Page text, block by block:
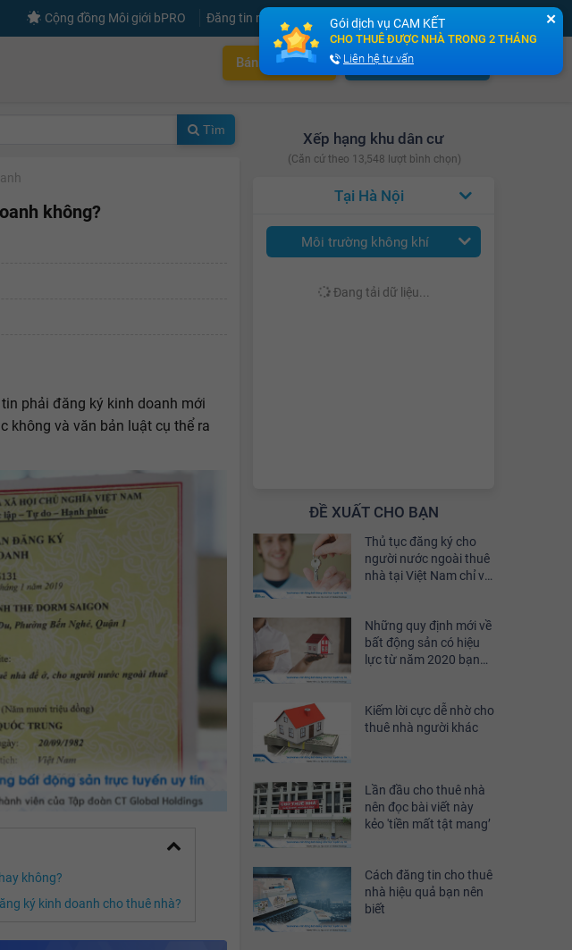
Cộng đồng Môi giới bPRO Đăng tin miễn phí Đăng ký Đăng nhập
Bán nhà nhanh Cho thuê nhà nhanh
Xếp hạng khu dân cư
(Căn cứ theo 13,548 lượt bình chọn)
Hà Nội
Môi trường không khí
Đang tải dữ liệu...
ĐỀ XUẤT CHO BẠN
Thủ tục đăng ký cho
người nước ngoài thuê
nhà tại Việt Nam chỉ với
Những quy định mới về
bất động sản có hiệu
lực từ năm 2020 bạn
Kiếm lời cực dễ nhờ cho
thuê nhà người khác
Lần đầu cho thuê nhà
nên đọc bài viết này
kẻo 'tiền mất tật mang’
Cách đăng tin cho thuê
nhà hiệu quả bạn nên
biết
Tìm
không?
phải đăng ký kinh doanh mới
không và văn bản luật cụ thể ra
không?
ký kinh doanh cho thuê nhà?
✕
Gói dịch vụ CAM KẾT
CHO THUÊ ĐƯỢC NHÀ TRONG 2 THÁNG
Liên hệ tư vấn